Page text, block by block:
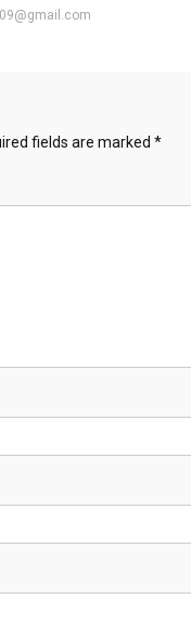
fields are marked *